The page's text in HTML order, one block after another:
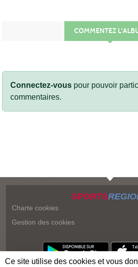
COMMENTEZ
Connectez-vous pour pouvoir
commentaires.
SPORTS
Charte cookies
Gestion des cookies
Ce site utilise des cookies et vous